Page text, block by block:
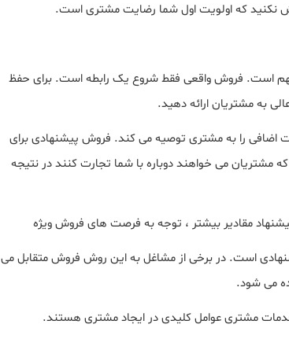
نکنید که اولویت اول شما رضایت مشتری است.
است. فروش واقعی فقط شروع یک رابطه است. برای حفظ
به مشتریان ارائه دهید.
اضافی را به مشتری توصیه می کند. فروش پیشنهادی برای
می خواهند دوباره با شما تجارت کنند در نتیجه
مقادیر بیشتر ، توجه به فرصت های فروش ویژه
است. در برخی از مشاغل به این روش فروش متقابل می
می شود.
مشتری عوامل کلیدی در ایجاد مشتری هستند.